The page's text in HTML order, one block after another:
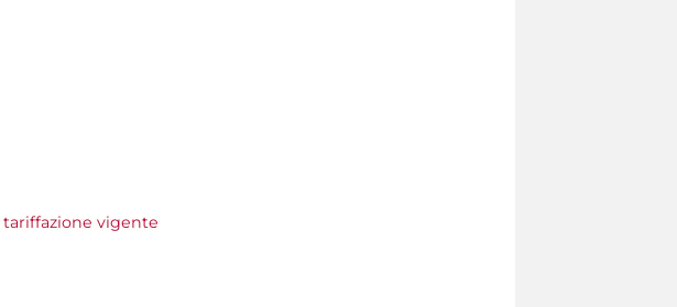
tariffazione vigente